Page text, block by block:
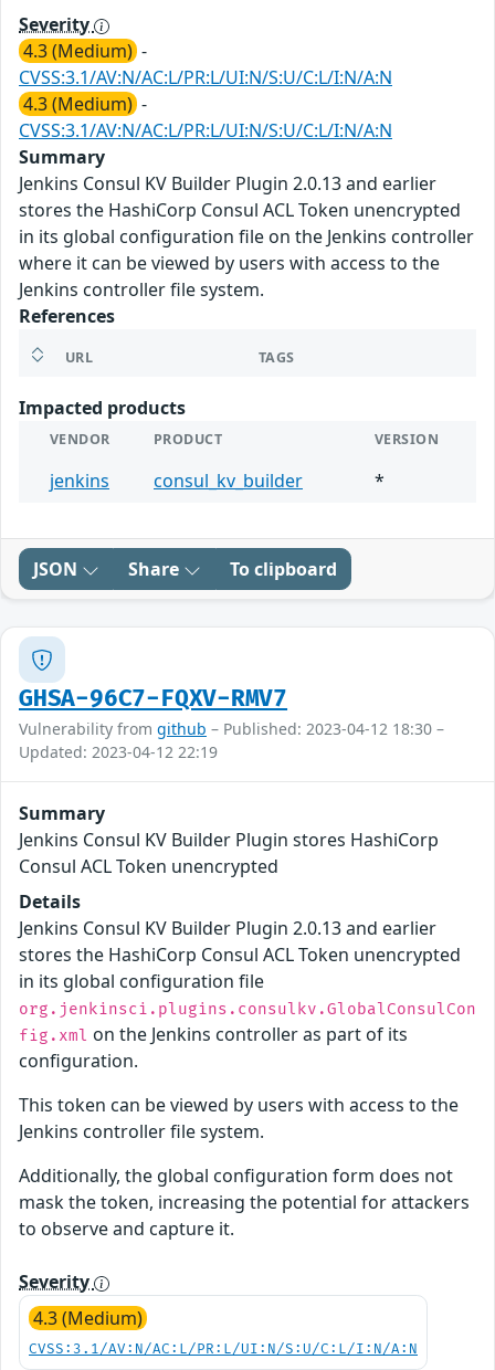
Severity
4.3 (Medium) -
CVSS:3.1/AV:N/AC:L/PR:L/UI:N/S:U/C:L/I:N/A:N
4.3 (Medium) -
CVSS:3.1/AV:N/AC:L/PR:L/UI:N/S:U/C:L/I:N/A:N
Summary
Jenkins Consul KV Builder Plugin 2.0.13 and earlier
stores the HashiCorp Consul ACL Token unencrypted
in its global configuration file on the Jenkins controller
where it can be viewed by users with access to the
Jenkins controller file system.
References
URL TAGS
Impacted products
VENDOR PRODUCT VERSION
jenkins consul_kv_builder *
JSON Share To clipboard
GHSA-96C7-FQXV-RMV7
Vulnerability from github – Published: 2023-04-12 18:30 –
Updated: 2023-04-12 22:19
Summary
Jenkins Consul KV Builder Plugin stores HashiCorp
Consul ACL Token unencrypted
Details
Jenkins Consul KV Builder Plugin 2.0.13 and earlier
stores the HashiCorp Consul ACL Token unencrypted
in its global configuration file
org.jenkinsci.plugins.consulkv.GlobalConsulCon
fig.xml on the Jenkins controller as part of its
configuration.
This token can be viewed by users with access to the
Jenkins controller file system.
Additionally, the global configuration form does not
mask the token, increasing the potential for attackers
to observe and capture it.
Severity
4.3 (Medium)
CVSS:3.1/AV:N/AC:L/PR:L/UI:N/S:U/C:L/I:N/A:N